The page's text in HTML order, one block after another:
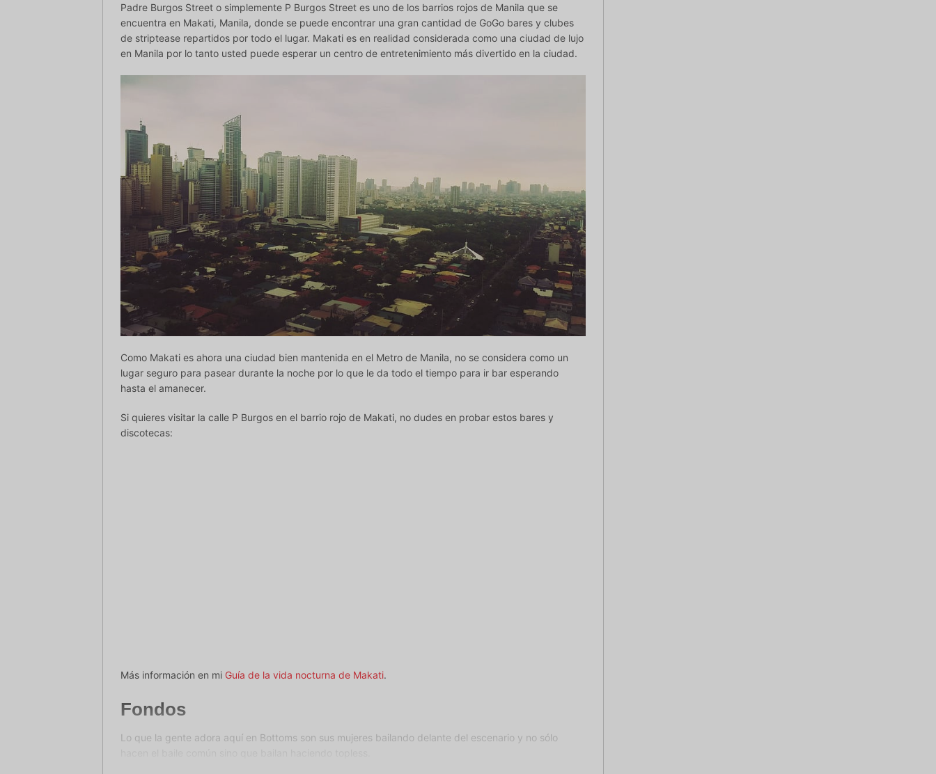
Padre Burgos Street o simplemente P Burgos Street es uno de los barrios rojos de Manila que se
encuentra en Makati, Manila, donde se puede encontrar una gran cantidad de GoGo bares y clubes
de striptease repartidos por todo el lugar. Makati es en realidad considerada como una ciudad de lujo
en Manila por lo tanto usted puede esperar un centro de entretenimiento más divertido en la ciudad.
Como Makati es ahora una ciudad bien mantenida en el Metro de Manila, no se considera como un
lugar seguro para pasear durante la noche por lo que le da todo el tiempo para ir bar esperando
hasta el amanecer.
Si quieres visitar la calle P Burgos en el barrio rojo de Makati, no dudes en probar estos bares y
discotecas:
Más información en mi Guía de la vida nocturna de Makati.
Fondos
Lo que la gente adora aquí en Bottoms son sus mujeres bailando delante del escenario y no sólo